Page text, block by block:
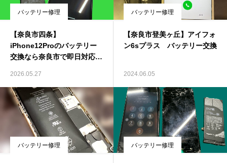
バッテリー修理
【奈良市四条】
iPhone12Proのバッテリー
交換なら奈良市で即日対応可
2026.05.27
バッテリー修理
【奈良市登美ヶ丘】アイフォ
ン6sプラス バッテリー交換
2024.06.05
バッテリー修理 バッテリー修理